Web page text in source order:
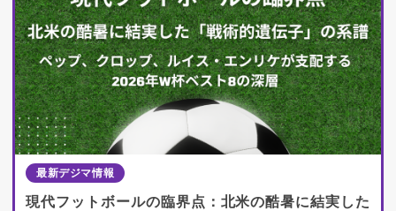
最新デジマ情報
現代フットボールの臨界点：北米の酷暑に結実した